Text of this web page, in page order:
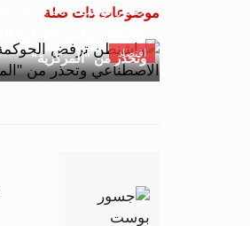
موضوعات ذات صلة
اقتصاد
جسور بوست 20 فبراير 2026 - 13:28
وتحذر من "المركزية"